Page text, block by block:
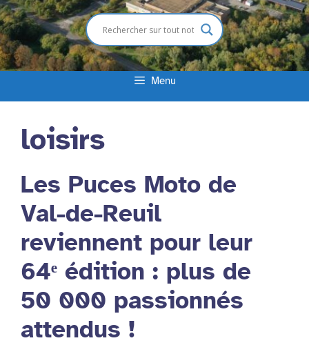
Menu
loisirs
Les Puces Moto de
Val-de-Reuil
reviennent pour leur
64ᵉ édition : plus de
50 000 passionnés
attendus !